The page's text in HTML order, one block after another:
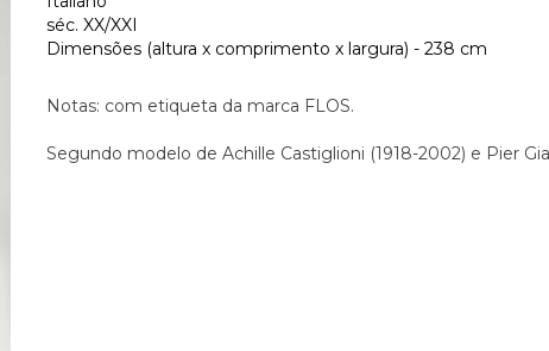
séc. XX/XXI
Dimensões (altura x comprimento x largura) - 238 cm
Notas: com etiqueta da marca FLOS.
Segundo modelo de Achille Castiglioni (1918-2002) e Pier